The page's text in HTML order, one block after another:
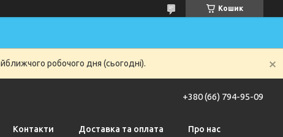
Кошик
робочого дня (сьогодні).
+380 (66) 794-95-09
Контакти Доставка та оплата Про нас